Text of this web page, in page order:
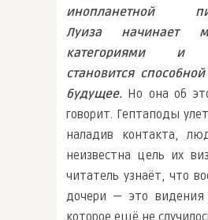
инопланетной
Луиза начинает
категориями и
становится
будущее. Но она об
говорит. Гептаподы
наладив контакта,
неизвестна цель их
читатель узнаёт, что
дочери — это видения